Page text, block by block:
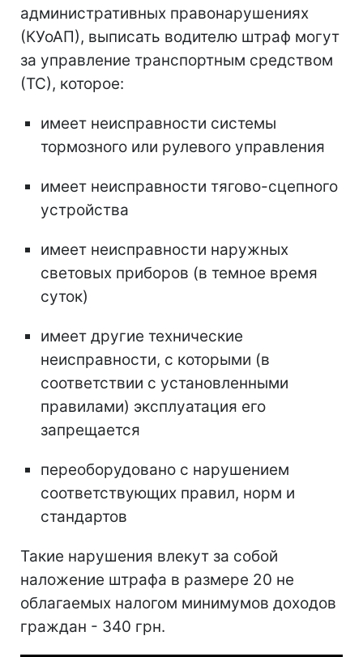
административных правонарушениях
(КУоАП), выписать водителю штраф могут
за управление транспортным средством
(ТС), которое:
имеет неисправности системы
тормозного или рулевого управления
имеет неисправности тягово-сцепного
устройства
имеет неисправности наружных
световых приборов (в темное время
суток)
имеет другие технические
неисправности, с которыми (в
соответствии с установленными
правилами) эксплуатация его
запрещается
переоборудовано с нарушением
соответствующих правил, норм и
стандартов
Такие нарушения влекут за собой
наложение штрафа в размере 20 не
облагаемых налогом минимумов доходов
граждан - 340 грн.